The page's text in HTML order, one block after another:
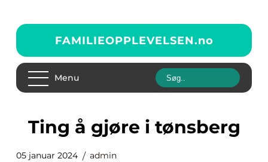
FAMILIEOPPLEVELSEN.no
Menu
ting å gjøre i tønsberg
05 januar 2024 admin